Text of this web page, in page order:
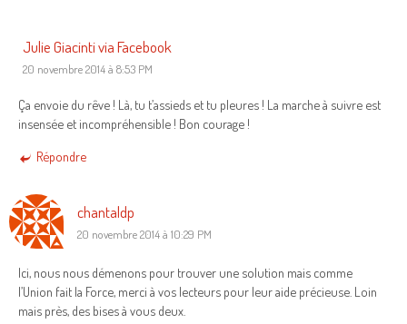
Julie Giacinti via Facebook
20 novembre 2014 à 8:53 PM
Ça envoie du rêve ! Là, tu t’assieds et tu pleures ! La marche à suivre est
insensée et incompréhensible ! Bon courage !
Répondre
chantaldp
20 novembre 2014 à 10:29 PM
Ici, nous nous démenons pour trouver une solution mais comme
l’Union fait la Force, merci à vos lecteurs pour leur aide précieuse. Loin
mais près, des bises à vous deux.